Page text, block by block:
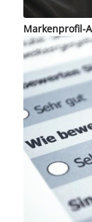
Markenprofil-